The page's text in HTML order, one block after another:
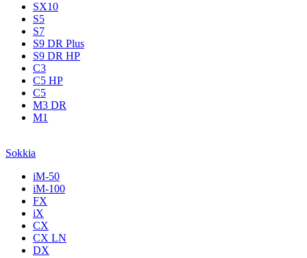
SX10
S5
S7
S9 DR Plus
S9 DR HP
C3
С5 НР
C5
M3 DR
M1
Sokkia
iM-50
iM-100
FX
iX
CX
CX LN
DX